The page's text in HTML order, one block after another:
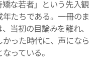
矯な若者」という先入観
たちである。一冊のま
当初の目論みを離れ、
った時代に、声になら
っている。